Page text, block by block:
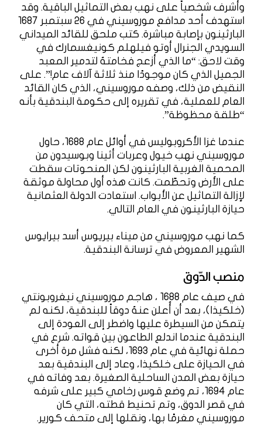
وأشرف شخصياً على نهب بعض التماثيل الباقية. وقد
استهدف أحد مدافع موروسيني في 26 سبتمبر 1687
البارثينون بإصابة مباشرة. كتب ملحق للقائد الميداني
السويدي الجنرال أوتو فيلهلم كونيغسمارك في
وقت لاحق: “ما الذي أزعج فخامتهُ لتدمير المعبد
الجميل الذي كان موجودًا منذ ثلاثة آلاف عام!”. على
النقيض من ذلك، وصفه موروسيني، الذي كان القائد
العام للعملية، في تقريره إلى حكومة البندقية بأنه
“طلقة محظوظة”.
عندما غزا الأكروبوليس في أوائل عام 1688، حاول
موروسيني نهب خيول وعربات أثينا وبوسيدون من
المحمية الغربية البارثينون لكن المنحوتات سقطت
على الأرض وتحطّمت. كانت هذه أول محاولة موثقة
لإزالة التماثيل عن الأبواب. استعادت الدولة العثمانية
حيازة البارثينون في العام التالي.
كما نهب موروسيني من ميناء بيريوس أسد بيرايوس
الشهير المعروض في ترسانة البندقية.
منصب الدّوق
في صيف عام 1688 ، هاجم موروسيني نيغروبونتي
(خلكيذا)، بعد أن أُعلن عنهُ دوقاً للبندقية، لكنه لم
يتمكن من السيطرة عليها واضطر إلى العودة إلى
البندقية عندما اندلع الطاعون بين قواته. شرع في
حملة نهائية في عام 1693، لكنه فشل مرة أخرى
في الحيازة على خلكيذا، وعاد إلى البندقية بعد
حيازة بعض المدن الساحلية الصغيرة. بعد وفاته في
عام 1694، تم وضع قوس رخامي كبير على شرفه
في قصر الدوق، وتم تحنيط قطته، التي كان
موروسيني مغرمًا بها، ونقلها إلى متحف كورير.